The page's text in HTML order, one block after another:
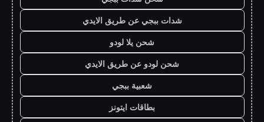
شدات ببجي عن طريق الايدي
شحن يلا لودو
شحن لودو عن طريق الايدي
شعبية ببجي
بطاقات ايتونز